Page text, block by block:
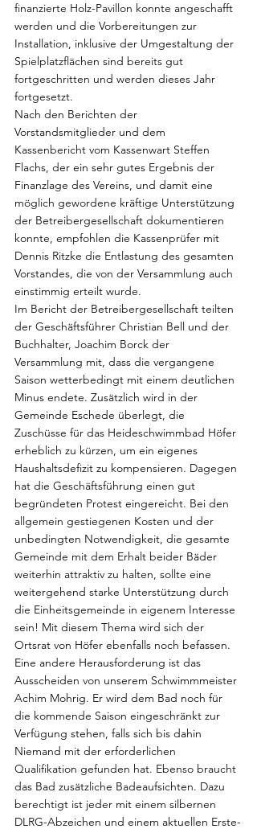
finanzierte Holz-Pavillon konnte angeschafft
werden und die Vorbereitungen zur
Installation, inklusive der Umgestaltung der
Spielplatzflächen sind bereits gut
fortgeschritten und werden dieses Jahr
fortgesetzt.
Nach den Berichten der
Vorstandsmitglieder und dem
Kassenbericht vom Kassenwart Steffen
Flachs, der ein sehr gutes Ergebnis der
Finanzlage des Vereins, und damit eine
möglich gewordene kräftige Unterstützung
der Betreibergesellschaft dokumentieren
konnte, empfohlen die Kassenprüfer mit
Dennis Ritzke die Entlastung des gesamten
Vorstandes, die von der Versammlung auch
einstimmig erteilt wurde.
Im Bericht der Betreibergesellschaft teilten
der Geschäftsführer Christian Bell und der
Buchhalter, Joachim Borck der
Versammlung mit, dass die vergangene
Saison wetterbedingt mit einem deutlichen
Minus endete. Zusätzlich wird in der
Gemeinde Eschede überlegt, die
Zuschüsse für das Heideschwimmbad Höfer
erheblich zu kürzen, um ein eigenes
Haushaltsdefizit zu kompensieren. Dagegen
hat die Geschäftsführung einen gut
begründeten Protest eingereicht. Bei den
allgemein gestiegenen Kosten und der
unbedingten Notwendigkeit, die gesamte
Gemeinde mit dem Erhalt beider Bäder
weiterhin attraktiv zu halten, sollte eine
weitergehend starke Unterstützung durch
die Einheitsgemeinde in eigenem Interesse
sein! Mit diesem Thema wird sich der
Ortsrat von Höfer ebenfalls noch befassen.
Eine andere Herausforderung ist das
Ausscheiden von unserem Schwimmmeister
Achim Mohrig. Er wird dem Bad noch für
die kommende Saison eingeschränkt zur
Verfügung stehen, falls sich bis dahin
Niemand mit der erforderlichen
Qualifikation gefunden hat. Ebenso braucht
das Bad zusätzliche Badeaufsichten. Dazu
berechtigt ist jeder mit einem silbernen
DLRG-Abzeichen und einem aktuellen Erste-